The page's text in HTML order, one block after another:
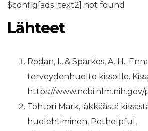
$config[ads_text2] not found
Lähteet
Rodan, I., & Sparkes, A. H..
terveydenhuolto kissoille.
https://
Tohtori Mark, iäkkäästä
huolehtiminen, Pethelpful,